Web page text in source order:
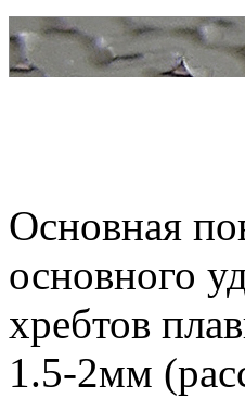
Основная
основного
хребтов
1.5-2мм